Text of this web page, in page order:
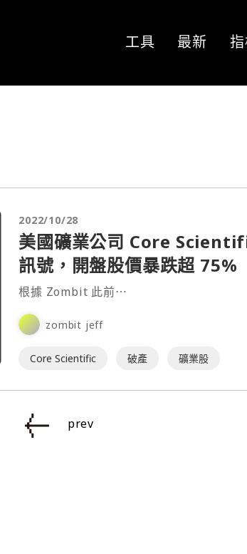
工具 最新
2022/10/28
美國礦業公司 Core
訊號，開盤股價暴跌超 75%
根據 Zombit 此前⋯
zombit jeff
Core Scientific 破產 礦業股
prev